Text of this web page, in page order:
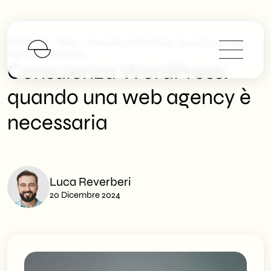
SHM Studio
Consulenza WordPress: Quando Una Web
Agency È Necessaria
Consulenza WordPress:
quando una web agency è
necessaria
Luca Reverberi
20 Dicembre 2024